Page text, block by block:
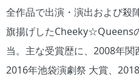
全作品で出演・演出および殺
旗揚げしたCheeky☆Queens
当。主な受賞歴に、2008年関
2016年池袋演劇祭 大賞、